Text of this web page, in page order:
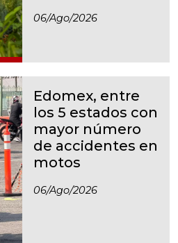
06/ago/2026
Edomex, entre
los 5 estados con
mayor número
de accidentes en
motos
06/ago/2026